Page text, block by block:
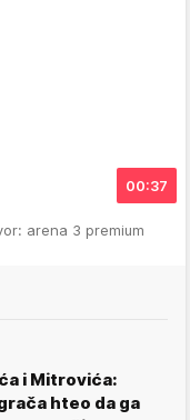
00:37
arena 3 premium
i Mitrovića:
hteo da ga